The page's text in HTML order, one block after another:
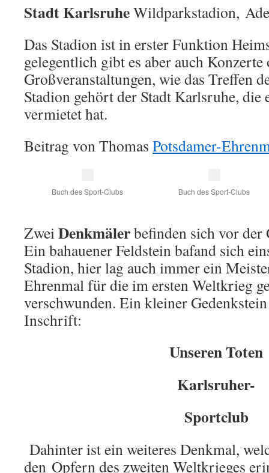
Stadt KarlsruheWildparkstadion,
Das Stadion ist in erster Funktion
gelegentlich gibt es aber auch Konzerte
Großveranstaltungen, wie das Treffen
Stadion gehört der Stadt Karlsruhe, die
vermietet hat.
Beitrag von Thomas Potsdamer-
Buch des Sport-Clubs Buch des Sport-Clubs
ZweiDenkmälerbefinden sich vor der
Ein bahauener Feldstein bafand sich
Stadion, hier lag auch immer ein
Ehrenmal für die im ersten Weltkrieg
verschwunden. Ein kleiner
Inschrift:
Unseren Toten
Karlsruher-
Sportclub
Dahinter ist ein weiteres Denkmal,
den Opfern des zweiten Weltkrieges